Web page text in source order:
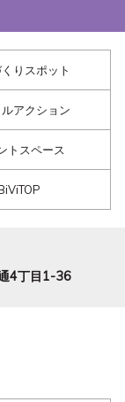
りスポット
アクション
トスペース
4丁目1-36